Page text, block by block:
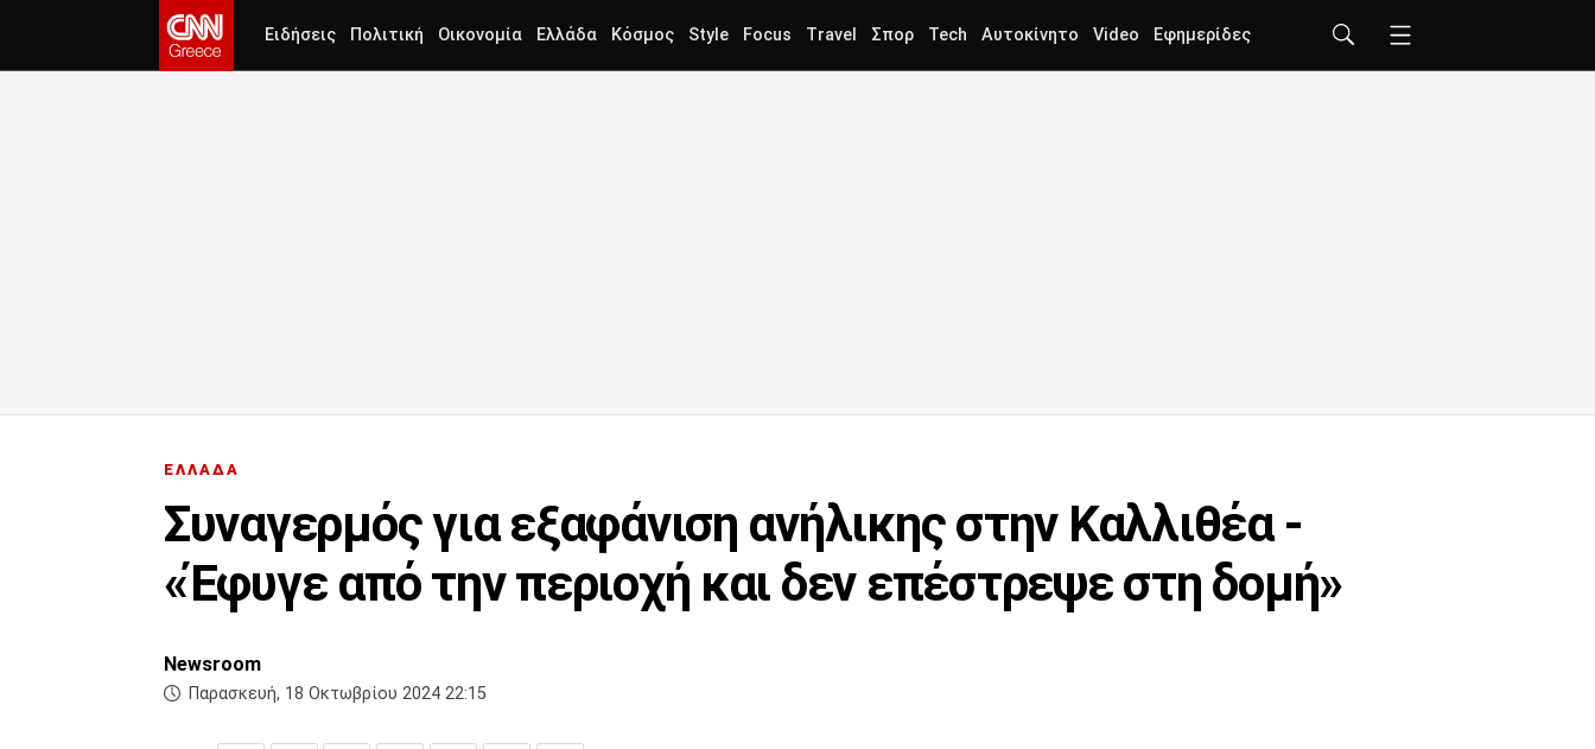
Ειδήσεις Πολιτική Οικονομία Ελλάδα Κόσμος Style Focus Travel Σπορ Tech Αυτοκίνητο Video Εφημερίδες
ΕΛΛΑΔΑ
Συναγερμός για εξαφάνιση ανήλικης στην Καλλιθέα -
«Έφυγε από την περιοχή και δεν επέστρεψε στη δομή»
Newsroom
Παρασκευή, 18 Οκτωβρίου 2024 22:15